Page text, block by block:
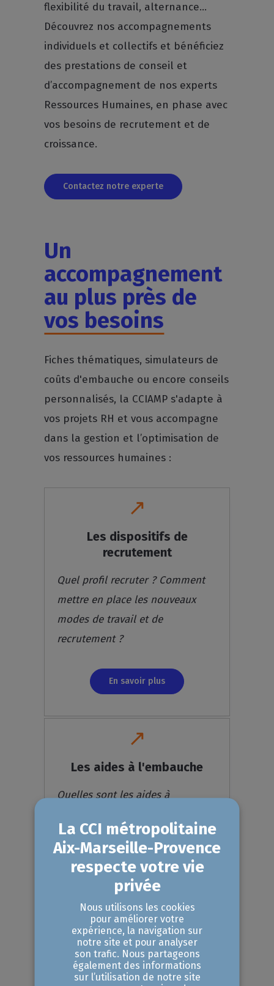
flexibilité du travail, alternance…
Découvrez nos accompagnements
individuels et collectifs et bénéficiez
des prestations de conseil et
d’accompagnement de nos experts
Ressources Humaines, en phase avec
vos besoins de recrutement et de
croissance.
Contactez notre experte
Un
accompagnement
au plus près de
vos besoins
Fiches thématiques, simulateurs de
coûts d'embauche ou encore conseils
personnalisés, la CCIAMP s'adapte à
vos projets RH et vous accompagne
dans la gestion et l’optimisation de
vos ressources humaines :
↗
Les dispositifs de
recrutement
Quel profil recruter ? Comment
mettre en place les nouveaux
modes de travail et de
recrutement ?
En savoir plus
↗
Les aides à l'embauche
Quelles sont les aides à
votre situation ? Combien vous
coûterait un(e) salarié(e)
supplémentaire ?
En savoir plus
↗
Nous utilisons les cookies
pour améliorer votre
expérience, la navigation sur
notre site et pour analyser
son trafic. Nous partageons
également des informations
sur l’utilisation de notre site